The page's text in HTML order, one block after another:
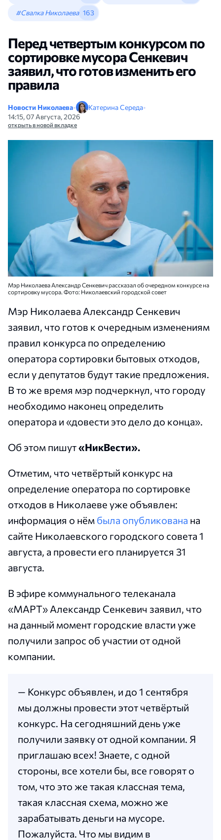
#Свалка Николаева 163
Перед четвертым конкурсом по
сортировке мусора Сенкевич
заявил, что готов изменить его
правила
Новости Николаева• Катерина Середа•
14:15, 07 Августа, 2026
открыть в новой вкладке
Мэр Николаева Александр Сенкевич рассказал об очередном конкурсе на
сортировку мусора. Фото: Николаевский городской совет
Мэр Николаева Александр Сенкевич
заявил, что готов к очередным изменениям
правил конкурса по определению
оператора сортировки бытовых отходов,
если у депутатов будут такие предложения.
В то же время мэр подчеркнул, что городу
необходимо наконец определить
оператора и «довести это дело до конца».
Об этом пишут«НикВести».
Отметим, что четвёртый конкурс на
определение оператора по сортировке
отходов в Николаеве уже объявлен:
информация о нём была опубликована на
сайте Николаевского городского совета 1
августа, а провести его планируется 31
августа.
В эфире коммунального телеканала
«МАРТ» Александр Сенкевич заявил, что
на данный момент городские власти уже
получили запрос об участии от одной
компании.
— Конкурс объявлен, и до 1 сентября
мы должны провести этот четвёртый
конкурс. На сегодняшний день уже
получили заявку от одной компании. Я
приглашаю всех! Знаете, с одной
стороны, все хотели бы, все говорят о
том, что это же такая классная тема,
такая классная схема, можно же
зарабатывать деньги на мусоре.
Пожалуйста. Что мы видим в